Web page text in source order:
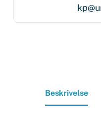
Beskrivelse